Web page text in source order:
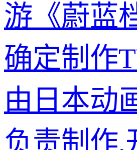
游《蔚蓝
确定制作
由日本动
负责制作,